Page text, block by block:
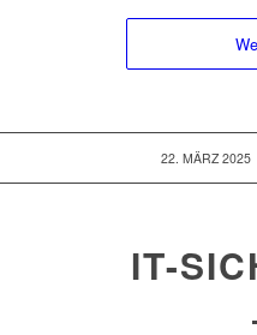
22. MÄRZ 2025
/
IT-